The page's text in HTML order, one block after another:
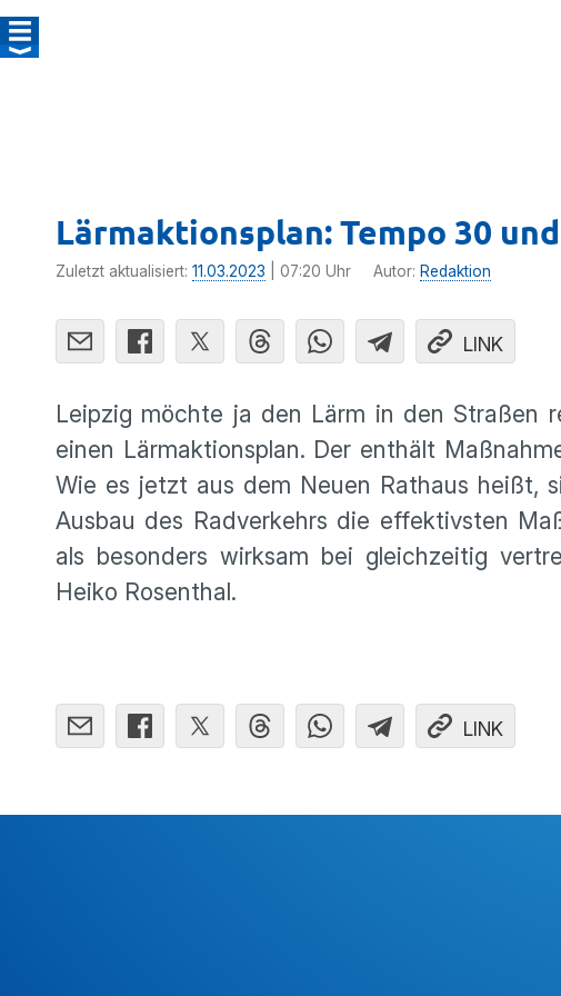
Lärmaktionsplan: Tempo 30
Zuletzt aktualisiert: 11.03.2023 | 07:20 Uhr Autor: Redaktion
LINK
Leipzig möchte ja den Lärm in den Straßen
einen Lärmaktionsplan. Der enthält
Wie es jetzt aus dem Neuen Rathaus heißt,
Ausbau des Radverkehrs die effektivsten
als besonders wirksam bei gleichzeitig
Heiko Rosenthal.
LINK